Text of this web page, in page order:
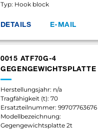
Typ: Hook block
DETAILS E-MAIL
0015 ATF70G-4
GEGENGEWICHTSPLATTE
Herstellungsjahr: n/a
Tragfähigkeit (t): 70
Ersatzteilnummer: 99707763676
Modellbezeichnung:
Gegengewichtsplatte 2t